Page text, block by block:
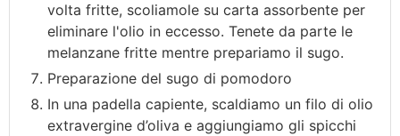
volta fritte, scoliamole su carta assorbente per
eliminare l'olio in eccesso. Tenete da parte le
melanzane fritte mentre prepariamo il sugo.
Preparazione del sugo di pomodoro
In una padella capiente, scaldiamo un filo di olio
extravergine d’oliva e aggiungiamo gli spicchi